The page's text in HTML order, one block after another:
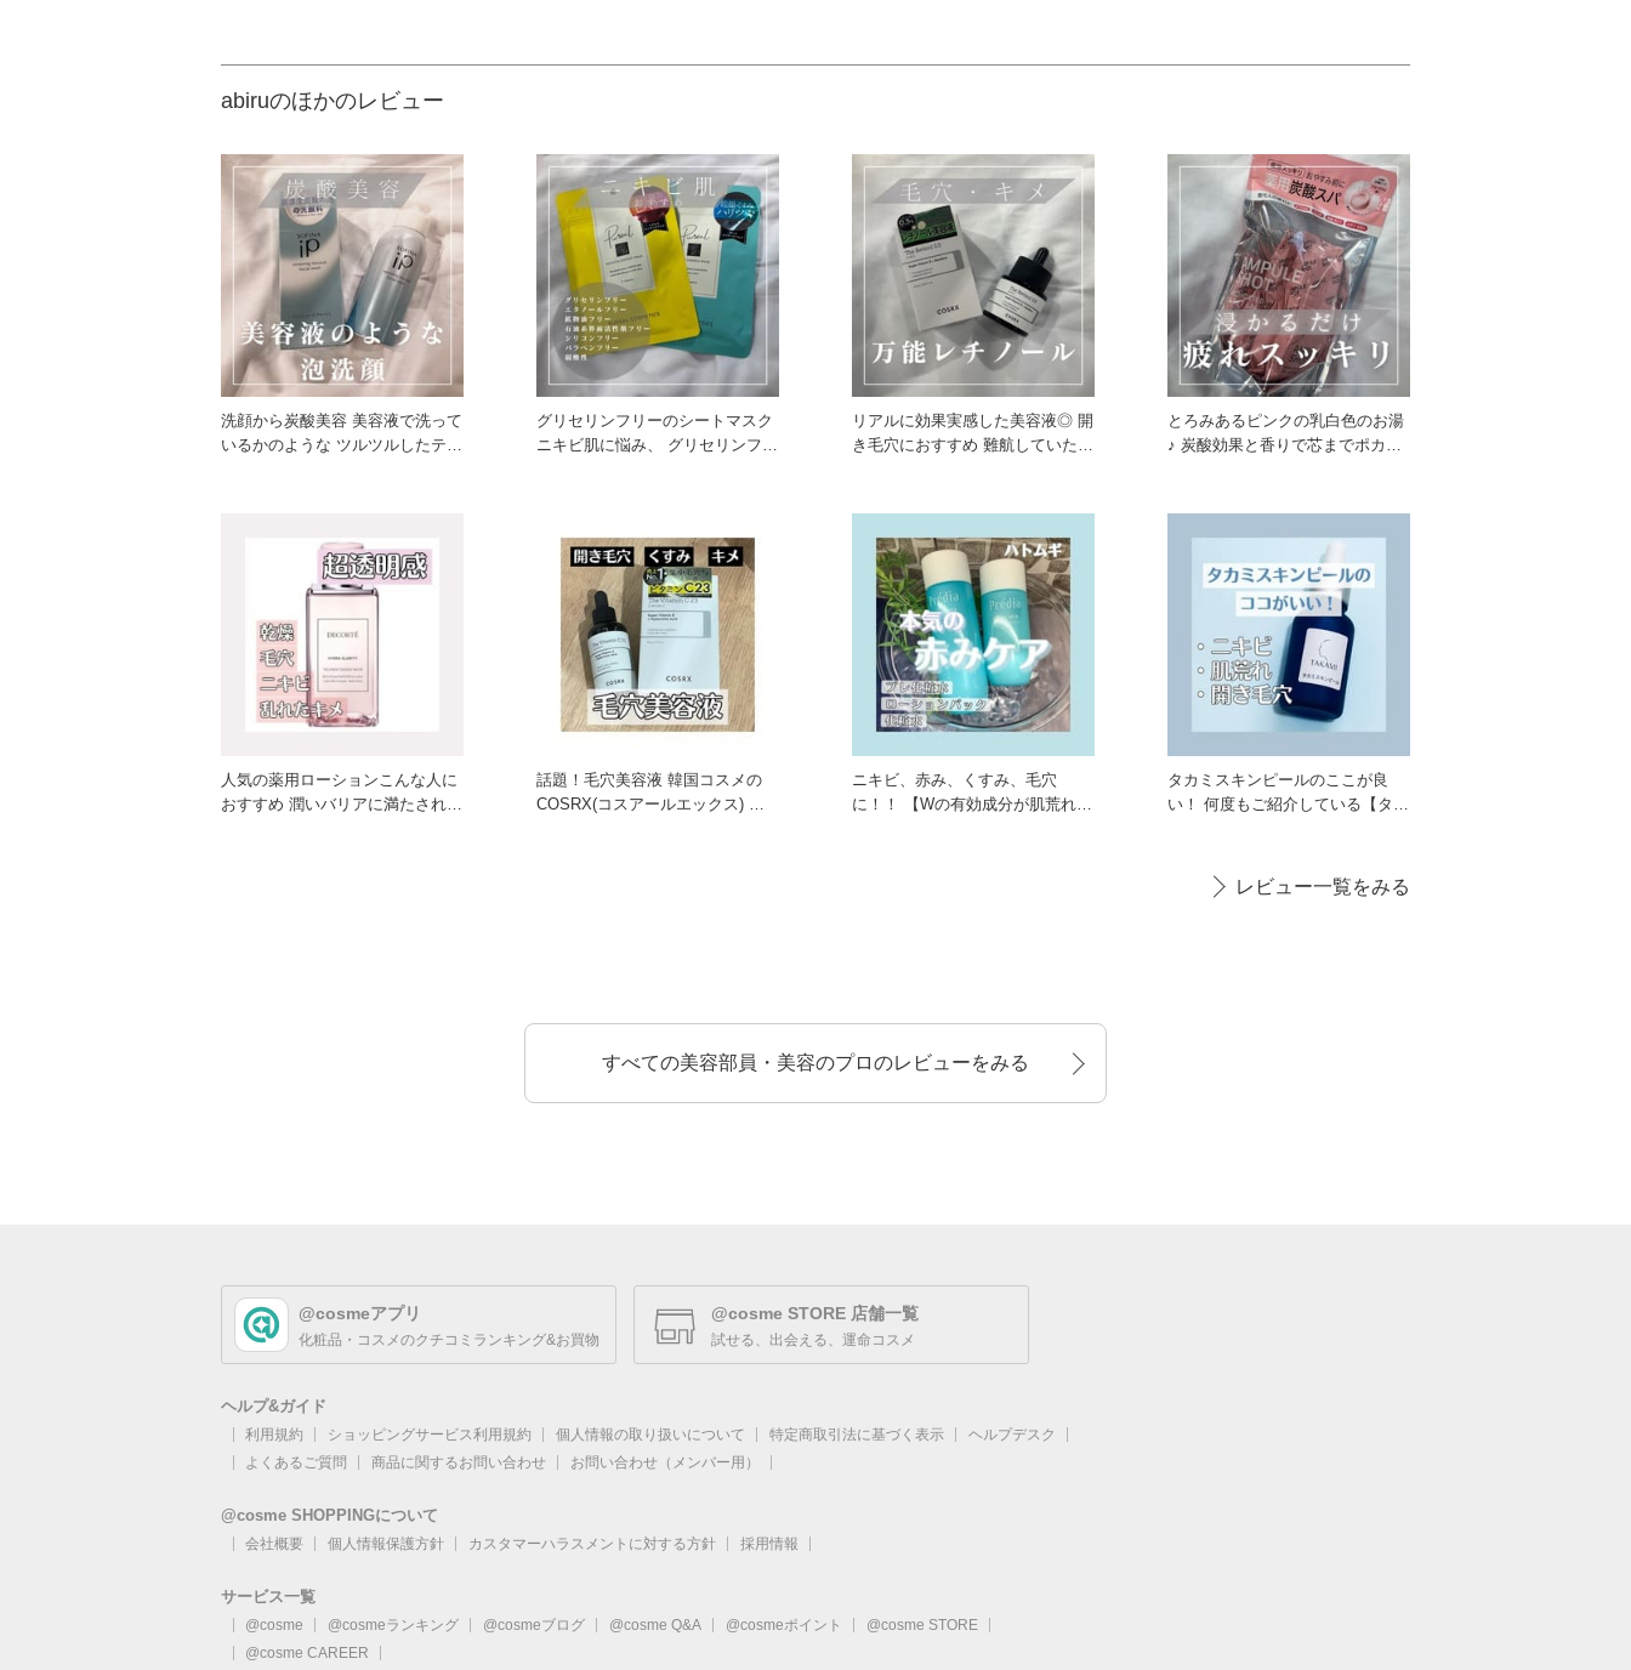
abiruのほかのレビュー
洗顔から炭酸美容 美容液で洗って
いるかのような ツルツルしたテク
グリセリンフリーのシートマスク
ニキビ肌に悩み、 グリセリンフリ
リアルに効果実感した美容液◎ 開
き毛穴におすすめ 難航していた毛
とろみあるピンクの乳白色のお湯
♪ 炭酸効果と香りで芯までポカポ
人気の薬用ローションこんな人に
おすすめ 潤いバリアに満たされる
話題！毛穴美容液 韓国コスメの
COSRX(コスアールエックス) 純
ニキビ、赤み、くすみ、毛穴
に！！ 【Wの有効成分が肌荒れを
タカミスキンピールのここが良
い！ 何度もご紹介している【タカ
レビュー一覧をみる
すべての美容部員・美容のプロのレビューをみる
@cosmeアプリ
化粧品・コスメのクチコミランキング&お買物
@cosme STORE 店舗一覧
試せる、出会える、運命コスメ
ヘルプ&ガイド
利用規約 ショッピングサービス利用規約 個人情報の取り扱いについて 特定商取引法に基づく表示
ヘルプデスク
よくあるご質問
商品に関するお問い合わせ お問い合わせ（メンバー用）
@cosme SHOPPINGについて
会社概要 個人情報保護方針 カスタマーハラスメントに対する方針 採用情報
サービス一覧
@cosme @cosmeランキング @cosmeブログ @cosme Q&A @cosmeポイント
@cosme STORE
@cosme CAREER